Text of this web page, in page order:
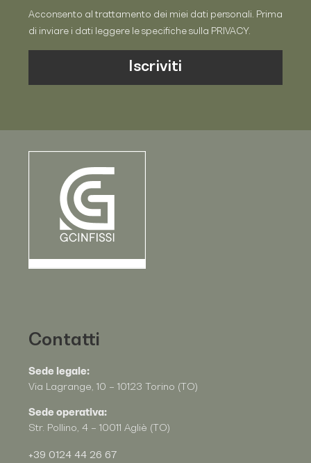
Acconsento al trattamento dei miei dati personali. Prima
di inviare i dati leggere le specifiche sulla PRIVACY.
Contatti
Sede legale:
Via Lagrange, 10 – 10123 Torino (TO)
Sede operativa:
Str. Pollino, 4 – 10011 Agliè (TO)
+39 0124 44 26 67